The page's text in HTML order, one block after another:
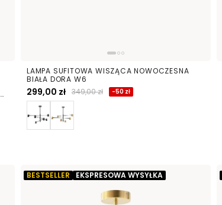
LAMPA SUFITOWA WISZĄCA NOWOCZESNA
BIAŁA DORA W6
299,00 zł 349,00 zł -50 zł
BESTSELLER EKSPRESOWA WYSYŁKA